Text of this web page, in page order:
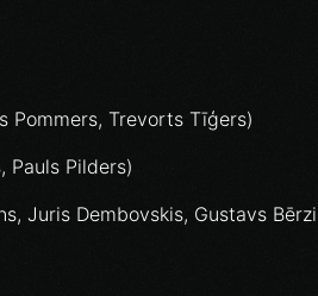
Pommers, Trevorts Tīģers)
Pauls Pilders)
Juris Dembovskis, Gustavs